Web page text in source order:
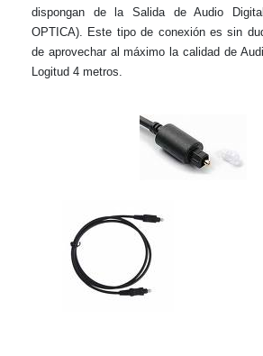
dispongan de la Salida de Audio
OPTICA). Este tipo de conexión es sin
de aprovechar al máximo la calidad de
Logitud 4 metros.